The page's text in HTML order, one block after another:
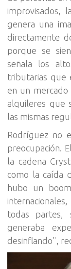
improvisados,
genera una
directamente
porque se
señala los
tributarias que
en un mercado
alquileres que
las mismas
Rodríguez no
preocupación.
la cadena
como la caída
hubo un
todas partes,
generaba
desinflando",